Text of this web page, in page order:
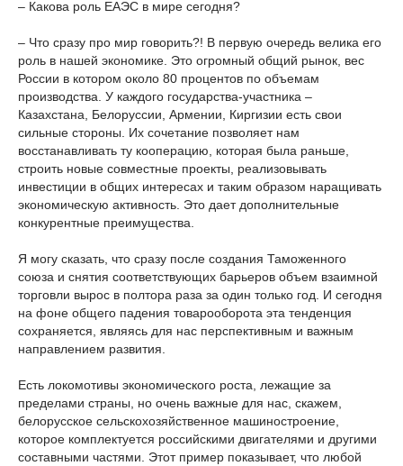
– Какова роль ЕАЭС в мире сегодня?
– Что сразу про мир говорить?! В первую очередь велика его
роль в нашей экономике. Это огромный общий рынок, вес
России в котором около 80 процентов по объемам
производства. У каждого государства-участника –
Казахстана, Белоруссии, Армении, Киргизии есть свои
сильные стороны. Их сочетание позволяет нам
восстанавливать ту кооперацию, которая была раньше,
строить новые совместные проекты, реализовывать
инвестиции в общих интересах и таким образом наращивать
экономическую активность. Это дает дополнительные
конкурентные преимущества.
Я могу сказать, что сразу после создания Таможенного
союза и снятия соответствующих барьеров объем взаимной
торговли вырос в полтора раза за один только год. И сегодня
на фоне общего падения товарооборота эта тенденция
сохраняется, являясь для нас перспективным и важным
направлением развития.
Есть локомотивы экономического роста, лежащие за
пределами страны, но очень важные для нас, скажем,
белорусское сельскохозяйственное машиностроение,
которое комплектуется российскими двигателями и другими
составными частями. Этот пример показывает, что любой